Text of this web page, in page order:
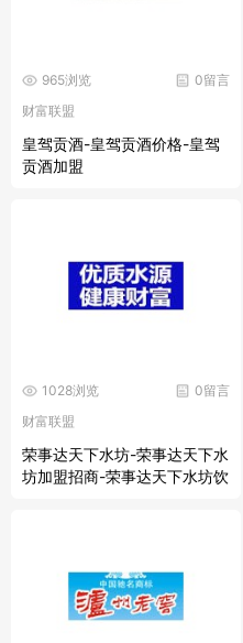
0留言
965浏览
财富联盟
皇驾贡酒-皇驾贡酒价格-皇驾
贡酒加盟
0留言
1028浏览
财富联盟
荣事达天下水坊-荣事达天下水
坊加盟招商-荣事达天下水坊饮